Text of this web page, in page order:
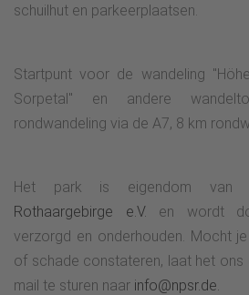
schuilhut en parkeerplaatsen.
Startpunt voor de wandeling
Sorpetal" en andere
rondwandeling via de A7, 8 km
Het park is eigendom van
Rothaargebirge e.V. en wordt
verzorgd en onderhouden. Mocht
of schade constateren, laat het
mail te sturen naar info@npsr.de.